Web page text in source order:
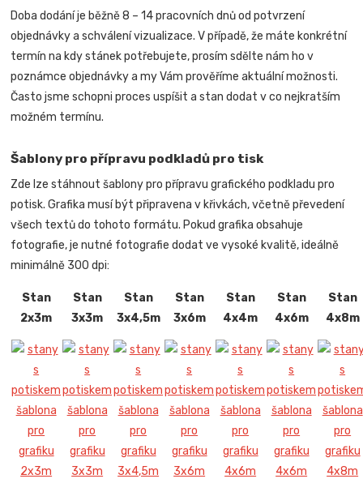
Doba dodání je běžně 8 – 14 pracovních dnů od potvrzení
objednávky a schválení vizualizace. V případě, že máte konkrétní
termín na kdy stánek potřebujete, prosím sdělte nám ho v
poznámce objednávky a my Vám prověříme aktuální možnosti.
Často jsme schopni proces uspíšit a stan dodat v co nejkratším
možném termínu.
Šablony pro přípravu podkladů pro tisk
Zde lze stáhnout šablony pro přípravu grafického podkladu pro
potisk. Grafika musí být připravena v křivkách, včetně převedení
všech textů do tohoto formátu. Pokud grafika obsahuje
fotografie, je nutné fotografie dodat ve vysoké kvalitě, ideálně
minimálně 300 dpi:
Stan
2x3m
Stan
3x3m
Stan
3x4,5m
Stan
3x6m
Stan
4x4m
Stan
4x6m
Stan
4x8m